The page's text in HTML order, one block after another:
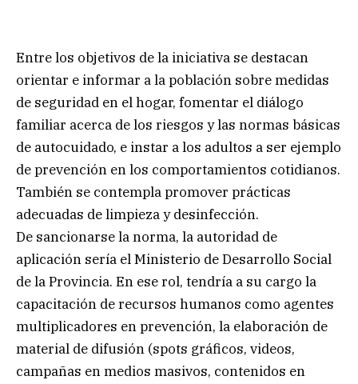
Entre los objetivos de la iniciativa se destacan
orientar e informar a la población sobre medidas
de seguridad en el hogar, fomentar el diálogo
familiar acerca de los riesgos y las normas básicas
de autocuidado, e instar a los adultos a ser ejemplo
de prevención en los comportamientos cotidianos.
También se contempla promover prácticas
adecuadas de limpieza y desinfección.
De sancionarse la norma, la autoridad de
aplicación sería el Ministerio de Desarrollo Social
de la Provincia. En ese rol, tendría a su cargo la
capacitación de recursos humanos como agentes
multiplicadores en prevención, la elaboración de
material de difusión (spots gráficos, videos,
campañas en medios masivos, contenidos en